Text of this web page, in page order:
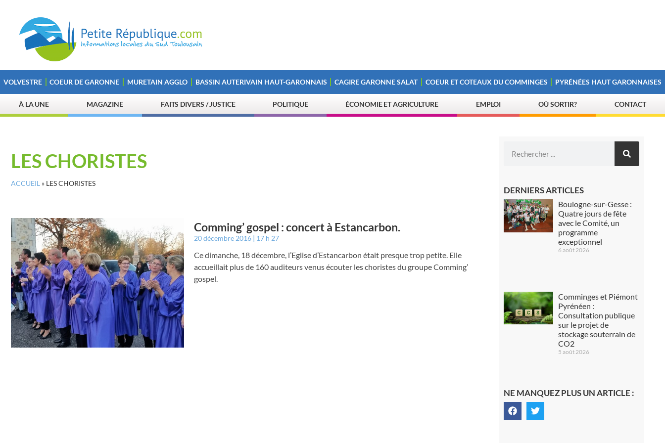
VOLVESTRE COEUR DE GARONNE MURETAIN AGGLO BASSIN AUTERIVAIN HAUT-GARONNAIS CAGIRE GARONNE SALAT COEUR ET COTEAUX DU COMMINGES PYRÉNÉES HAUT GARONNAISES
À LA UNE MAGAZINE FAITS DIVERS / JUSTICE POLITIQUE ÉCONOMIE ET AGRICULTURE EMPLOI OÙ SORTIR? CONTACT
LES CHORISTES
ACCUEIL » LES CHORISTES
Comming’ gospel : concert à Estancarbon.
20 décembre 2016 17 h 27
Ce dimanche, 18 décembre, l’Eglise d’Estancarbon était presque trop petite. Elle
accueillait plus de 160 auditeurs venus écouter les choristes du groupe Comming’
gospel.
DERNIERS ARTICLES
Boulogne-sur-Gesse :
Quatre jours de fête
avec le Comité, un
programme
exceptionnel
6 août 2026
Comminges et Piémont
Pyrénéen :
Consultation publique
sur le projet de
stockage souterrain de
CO2
5 août 2026
NE MANQUEZ PLUS UN ARTICLE :